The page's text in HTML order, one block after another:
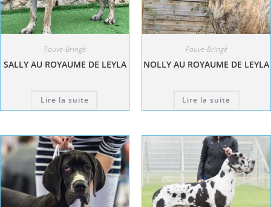
Fauve-Bringé
SALLY AU ROYAUME DE LEYLA
Lire la suite
Fauve-Bringé
NOLLY AU ROYAUME DE LEYLA
Lire la suite